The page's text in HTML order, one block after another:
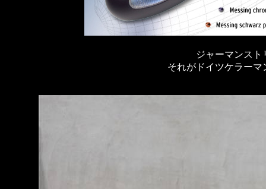
ジャーマンス
それがドイツケラー